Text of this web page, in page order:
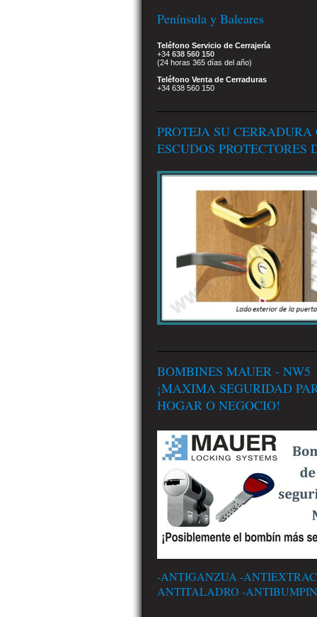
Península y Baleares
Teléfono Servicio de Cerrajería
+34 638 560 150
(24 horas 365 días del año)
Teléfono Venta de Cerraduras
+34 638 560 150
PROTEJA SU CERRADURA
ESCUDOS PROTECTORES
BOMBINES MAUER - NW5
¡MAXIMA SEGURIDAD
HOGAR O NEGOCIO!
-ANTIGANZUA -
ANTITALADRO -